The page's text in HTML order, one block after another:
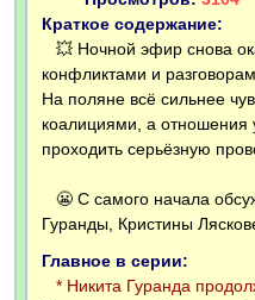
Краткое содержание:
💥 Ночной эфир снова
конфликтами и
На поляне всё сильнее
коалициями, а отношения
проходить серьёзную
😬 С самого начала
Гуранды, Кристины
Главное в серии:
* Никита Гуранда